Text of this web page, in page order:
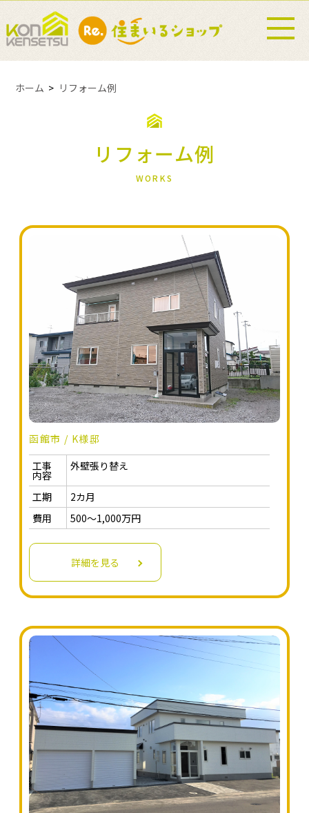
ホーム リフォーム例
リフォーム例
WORKS
函館市 / K様邸
工事
内容
外壁張り替え
工期
2カ月
費用
500～1,000万円
詳細を見る